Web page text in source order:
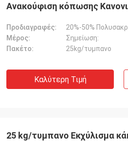
Ανακούφιση κόπωσης
Προδιαγραφές:
20%-50%
Μέρος:
Σημείωση:
Πακέτο:
25kg/τυμπανο
Καλύτερη Τιμή
25 kg/τυμπανο Εκχύλισμα